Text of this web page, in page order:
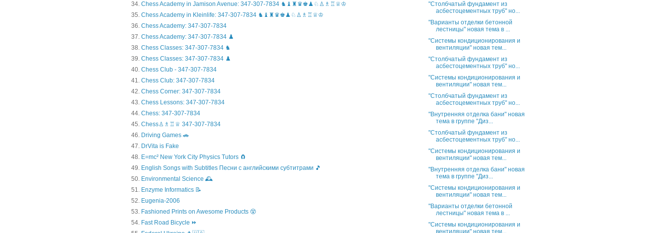
Chess Academy in Jamison Avenue: 347-307-7834 ♞♝♜♛♚♟♘♙♗♖♕♔
Chess Academy in Kleinlife: 347-307-7834 ♞♝♜♛♚♟♘♙♗♖♕♔
Chess Academy: 347-307-7834
Chess Academy: 347-307-7834 ♟️
Chess Classes: 347-307-7834 ♞
Chess Classes: 347-307-7834 ♟️
Chess Club - 347-307-7834
Chess Club: 347-307-7834
Chess Corner: 347-307-7834
Chess Lessons: 347-307-7834
Chess: 347-307-7834
Chess♙♗♖♕ 347-307-7834
Driving Games 🚗
DrVita is Fake
E=mc² New York City Physics Tutors 🧲
English Songs with Subtitles Песни с английскими субтитрами 🎵
Environmental Science 🕰️
Enzyme Informatics 📝
Eugenia-2006
Fashioned Prints on Awesome Products 😵
Fast Road Bicycle ⏩
"Столбчатый фундамент из
асбестоцементных труб" но...
"Варианты отделки бетонной
лестницы" новая тема в ...
"Системы кондиционирования и
вентиляции" новая тем...
"Столбчатый фундамент из
асбестоцементных труб" но...
"Системы кондиционирования и
вентиляции" новая тем...
"Столбчатый фундамент из
асбестоцементных труб" но...
"Внутренняя отделка бани" новая
тема в группе "Диз...
"Столбчатый фундамент из
асбестоцементных труб" но...
"Системы кондиционирования и
вентиляции" новая тем...
"Внутренняя отделка бани" новая
тема в группе "Диз...
"Системы кондиционирования и
вентиляции" новая тем...
"Варианты отделки бетонной
лестницы" новая тема в ...
"Системы кондиционирования и